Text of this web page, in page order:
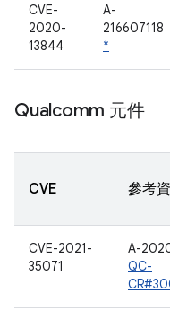
CVE-
2020-
13844
A-
216607118
*
Qualcomm 元件
CVE 參考
CVE-2021-
35071
A-
QC-